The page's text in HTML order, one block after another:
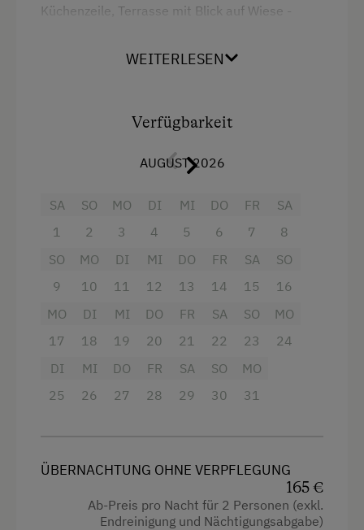
Küchenzeile, Terrasse mit Blick auf Wiese -
Bettwäsche, Gartenmöbel,
Kleiderschrank, Küchenzeile, Kühlschrank,
Tisch-/Küchenwäsche, Wohn-Küche,
Ausstattung
Dusche
Fernseher
Haarföhn
Wasserkocher
Kochnische
WEITERLESEN
Verfügbarkeit
AUGUST 2026
SA
1
SO
2
MO
3
DI
4
MI
5
DO
6
FR
7
SA
8
SO
9
MO
10
DI
11
MI
12
DO
13
FR
14
SA
15
SO
16
MO
17
DI
18
MI
19
DO
20
FR
21
SA
22
SO
23
MO
24
DI
25
MI
26
DO
27
FR
28
SA
29
SO
30
MO
31
ÜBERNACHTUNG OHNE VERPFLEGUNG
165 €
Ab-Preis pro Nacht für 2 Personen (exkl.
Endreinigung und Nächtigungsabgabe)